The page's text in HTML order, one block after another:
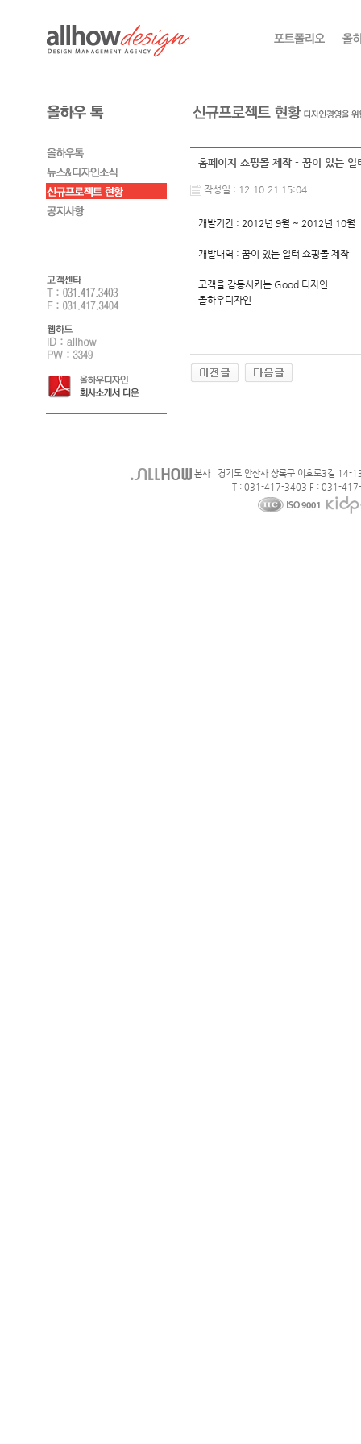
홈페이지 쇼핑몰 제작 - 꿈이 있는 일
작성일 : 12-10-21 15:04
개발기간 : 2012년 9월 ~ 2012년 10월
개발내역 : 꿈이 있는 일터 쇼핑몰 제작
고객을 감동시키는 Good 디자인
올하우디자인
본사 : 경기도 안산사 상록구 이호로3길 14-
T : 031-417-3403 F : 031-